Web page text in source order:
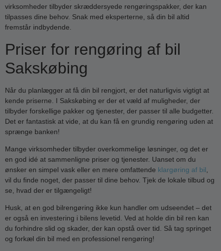
virksomheder tilbyder skræddersyede rengøringspakker, der kan
tilpasses dine behov. Snak med eksperterne, så din bil altid
fremstår indbydende.
Priser for rengøring af bil
Sakskøbing
Når du planlægger at få din bil rengjort, er det naturligvis vigtigt at
kende priserne. I Sakskøbing er der et væld af muligheder, der
tilbyder forskellige pakker og tjenester, der passer til alle budgetter.
Det er fantastisk at vide, at du kan få en grundig rengøring uden at
sprænge banken!
Mange virksomheder tilbyder overkommelige løsninger, og det er
en god idé at sammenligne priser og tjenester. Uanset om du
ønsker en simpel vask eller en mere omfattende klargøring af bil
vil du finde noget, der passer til dine behov. Tjek de lokale tilbud og
se, hvad der er tilgængeligt!
Husk, at en god bilrengøring ikke kun handler om udseendet – det
er også en investering i bilens levetid. Ved at holde din bil ren kan
du forhindre slid og skader, der kan opstå over tid. Så tag springet
og forkæl din bil med en professionel rengøring!